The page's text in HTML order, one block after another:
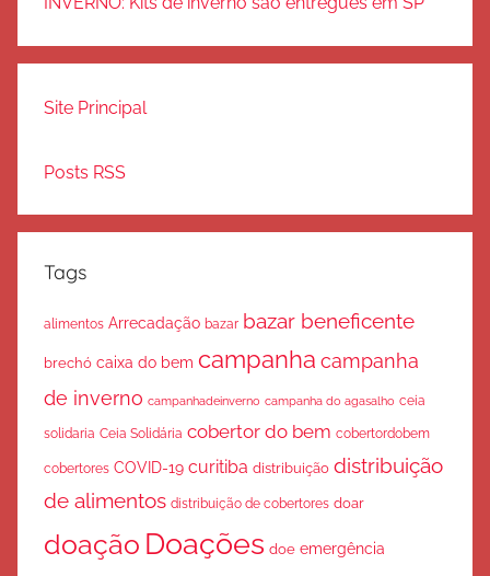
Site Principal
Posts RSS
Tags
alimentos Arrecadação bazar bazar beneficente
brechó caixa do bem campanha campanha
de inverno campanhadeinverno campanha do agasalho ceia
solidaria Ceia Solidária cobertor do bem cobertordobem
cobertores COVID-19 curitiba distribuição distribuição
de alimentos distribuição de cobertores doar
doação Doações doe emergência